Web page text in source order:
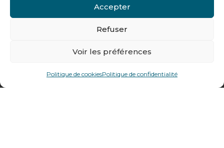
Accepter
Refuser
Voir les préférences
Politique de cookiesPolitique de confidentialité
Tél : + 33 (0)4 74 62 81 44
478 rue Alexandre Richetta